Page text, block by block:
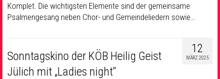
Komplet. Die wichtigsten Elemente sind der gemeinsame
Psalmengesang neben Chor- und Gemeindeliedern sowie…
12
MÄRZ 2025
Sonntagskino der KÖB Heilig Geist
Jülich mit „Ladies night“